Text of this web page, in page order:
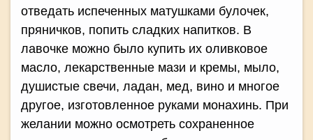
отведать испеченных матушками булочек,
пряничков, попить сладких напитков. В
лавочке можно было купить их оливковое
масло, лекарственные мази и кремы, мыло,
душистые свечи, ладан, мед, вино и многое
другое, изготовленное руками монахинь. При
желании можно осмотреть сохраненное